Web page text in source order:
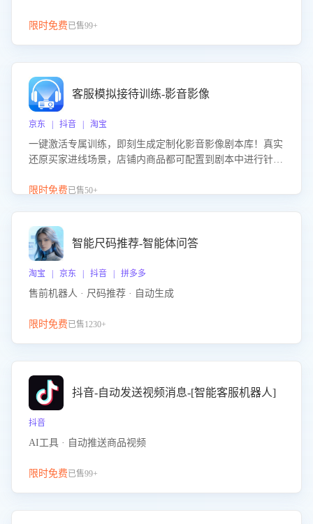
限时免费已售99+
客服模拟接待训练-影音影像
京东 | 抖音 | 淘宝
一键激活专属训练，即刻生成定制化影音影像剧本库！真实
还原买家进线场景，店铺内商品都可配置到剧本中进行针对
击 “立即开通”，快速获取影音影像类目剧本，一键开启客服
限时免费已售50+
智能尺码推荐-智能体问答
淘宝 | 京东 | 抖音 | 拼多多
售前机器人 · 尺码推荐 · 自动生成
限时免费已售1230+
抖音-自动发送视频消息-[智能客服机器人]
抖音
AI工具 · 自动推送商品视频
限时免费已售99+